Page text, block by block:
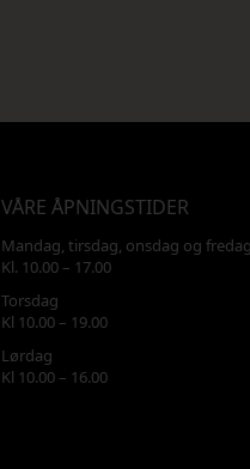
VÅRE ÅPNINGSTIDER
Mandag, tirsdag, onsdag og fredag
Kl. 10.00 – 17.00
Torsdag
Kl 10.00 – 19.00
Lørdag
Kl 10.00 – 16.00